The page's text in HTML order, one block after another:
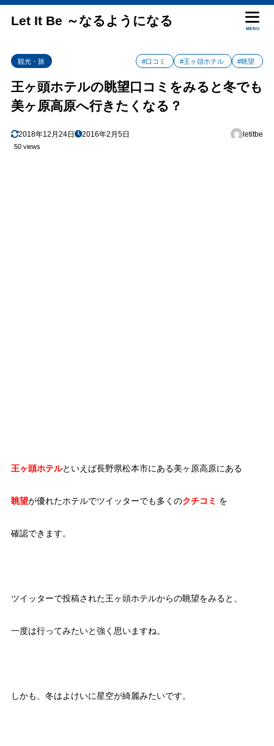
Let It Be ～なるようになる
MENU
観光・旅 #口コミ #王ヶ頭ホテル #眺望
王ヶ頭ホテルの眺望口コミをみると冬でも
美ヶ原高原へ行きたくなる？
2018年12月24日 2016年2月5日 letitbe
50 views
王ヶ頭ホテルといえば長野県松本市にある美ヶ原高原にある
眺望が優れたホテルでツイッターでも多くのクチコミ を
確認できます。
ツイッターで投稿された王ヶ頭ホテルからの眺望をみると、
一度は行ってみたいと強く思いますね。
しかも、冬はよけいに星空が綺麗みたいです。